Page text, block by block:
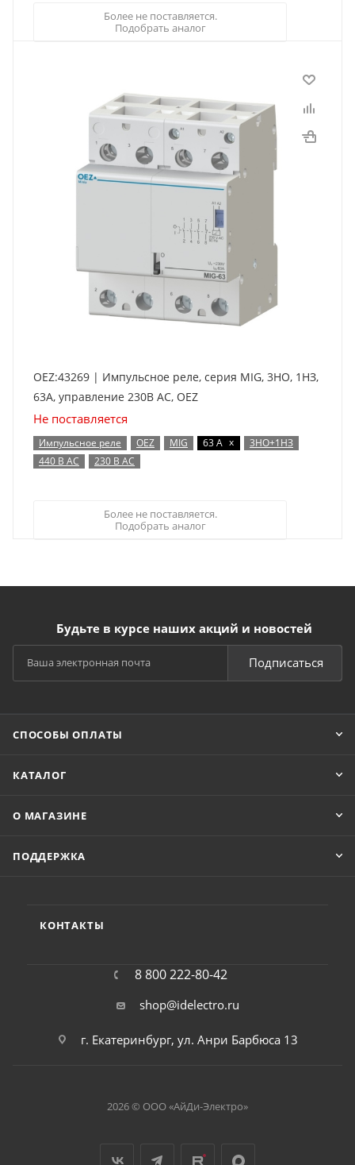
Более не поставляется.
Подобрать аналог
OEZ:43269 | Импульсное реле, серия MIG, 3НО, 1НЗ,
63А, управление 230В AC, OEZ
Не поставляется
Импульсное реле OEZ MIG 63 А x
3НО+1НЗ
440 В AC
230 В AC
Более не поставляется.
Подобрать аналог
Будьте в курсе наших акций и новостей
Подписаться
СПОСОБЫ ОПЛАТЫ
КАТАЛОГ
О МАГАЗИНЕ
ПОДДЕРЖКА
КОНТАКТЫ
8 800 222-80-42
shop@idelectro.ru
г. Екатеринбург, ул. Анри Барбюса 13
2026 © ООО «АйДи-Электро»